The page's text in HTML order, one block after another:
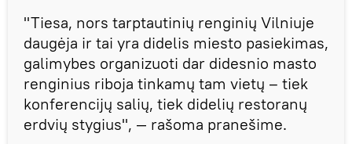
"Tiesa, nors tarptautinių renginių Vilniuje
daugėja ir tai yra didelis miesto pasiekimas,
galimybes organizuoti dar didesnio masto
renginius riboja tinkamų tam vietų – tiek
konferencijų salių, tiek didelių restoranų
erdvių stygius", — rašoma pranešime.